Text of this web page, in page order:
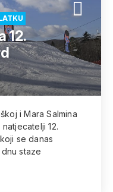
12.
i Mara Salmina
12.
se danas
staze